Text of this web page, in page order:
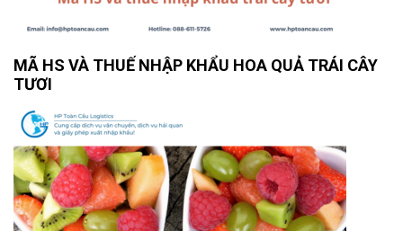
MÃ HS VÀ THUẾ NHẬP KHẨU HOA QUẢ TRÁI CÂY
TƯƠI